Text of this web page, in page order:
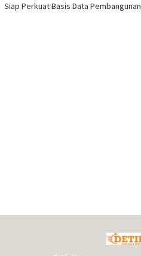
Siap Perkuat Basis Data Pembangunan